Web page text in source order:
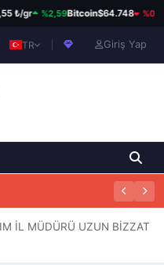
₺/gr %2,59Bitcoin$64.748 %0,32
TR Giriş Yap
İL MÜDÜRÜ UZUN BİZZAT